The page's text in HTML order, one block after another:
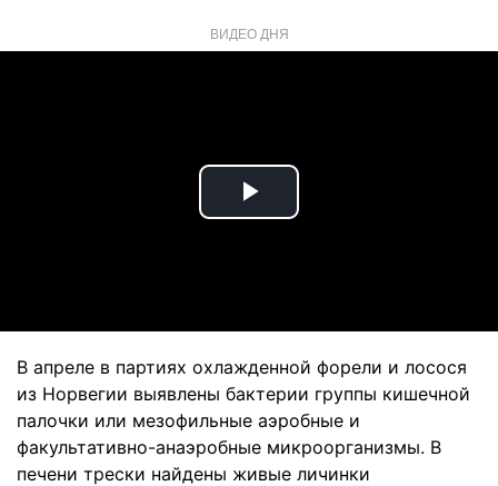
ВИДЕО ДНЯ
Play
В апреле в партиях охлажденной форели и лосося
из Норвегии выявлены бактерии группы кишечной
палочки или мезофильные аэробные и
факультативно-анаэробные микроорганизмы. В
печени трески найдены живые личинки